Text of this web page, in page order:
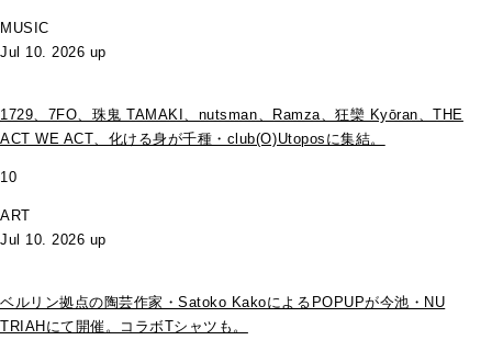
MUSIC
Jul 10. 2026 up
1729、7FO、珠鬼 TAMAKI、nutsman、Ramza、狂欒 Kyōran、THE
ACT WE ACT、化ける身が千種・club(O)Utoposに集結。
10
ART
Jul 10. 2026 up
ベルリン拠点の陶芸作家・Satoko KakoによるPOPUPが今池・NU
TRIAHにて開催。コラボTシャツも。